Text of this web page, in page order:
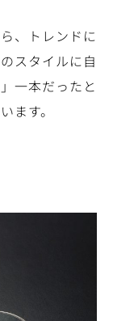
、トレンドに
スタイルに自
一本だったと
ます。